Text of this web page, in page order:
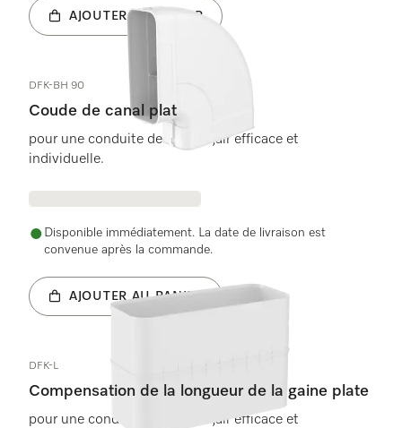
AJOUTER AU PANIER
DFK-BH 90
Coude de canal plat
pour une conduite de l&apos;air efficace et
individuelle.
Disponible immédiatement. La date de livraison est
convenue après la commande.
AJOUTER AU PANIER
DFK-L
Compensation de la longueur de la gaine plate
pour une conduite de l&apos;air efficace et